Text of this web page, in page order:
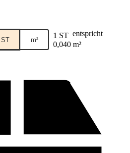
ST m² 1 ST entspricht
0,040 m²